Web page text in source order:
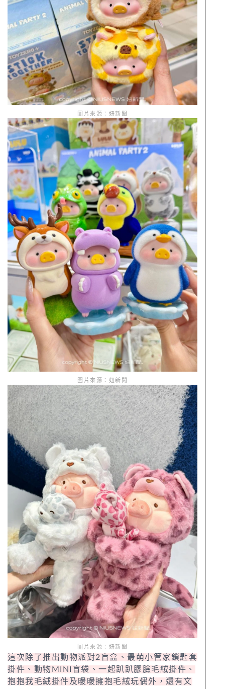
圖片來源：妞新聞
圖片來源：妞新聞
圖片來源：妞新聞
這次除了推出動物派對2盲盒、最萌小管家鎖匙套
掛件、動物MINI盲袋、一起趴趴膠臉毛絨掛件、
抱抱我毛絨掛件及暖暖擁抱毛絨玩偶外，還有文